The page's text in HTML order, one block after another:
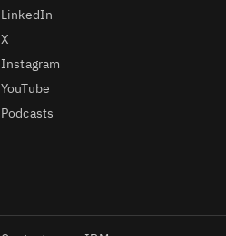
LinkedIn
X
Instagram
YouTube
Podcasts